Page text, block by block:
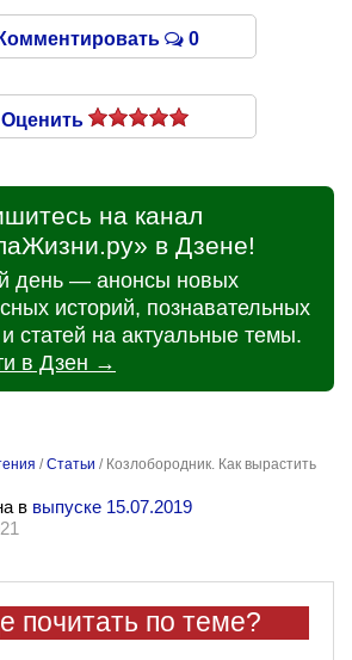
Комментировать 0
Оценить
на канал
в Дзене!
день — анонсы новых
историй, познавательных
и статей на актуальные темы.
в Дзен →
/Статьи / Козлобородник. Как вырастить
в выпуске 15.07.2019
почитать по теме?